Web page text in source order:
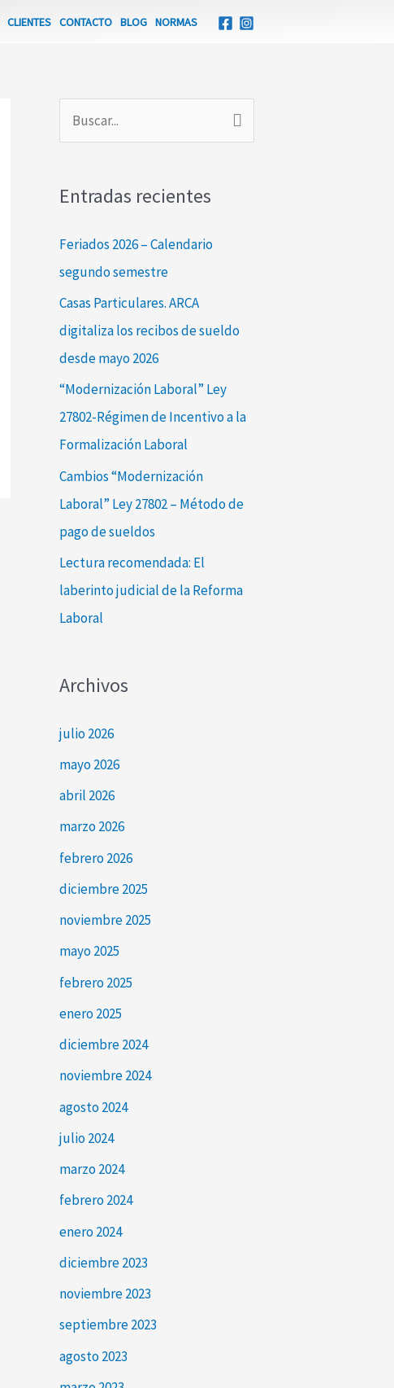
CLIENTES CONTACTO BLOG NORMAS
c
a
Entradas recientes
Feriados 2026 – Calendario
segundo semestre
Casas Particulares. ARCA
digitaliza los recibos de sueldo
desde mayo 2026
“Modernización Laboral” Ley
27802-Régimen de Incentivo a la
Formalización Laboral
Cambios “Modernización
Laboral” Ley 27802 – Método de
pago de sueldos
Lectura recomendada: El
laberinto judicial de la Reforma
Laboral
Archivos
julio 2026
mayo 2026
abril 2026
marzo 2026
febrero 2026
diciembre 2025
noviembre 2025
mayo 2025
febrero 2025
enero 2025
diciembre 2024
noviembre 2024
agosto 2024
julio 2024
marzo 2024
febrero 2024
enero 2024
diciembre 2023
noviembre 2023
septiembre 2023
agosto 2023